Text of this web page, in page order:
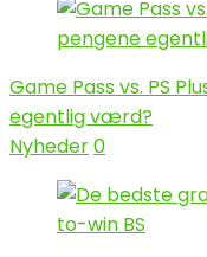
Game Pass vs. PS
egentlig værd?
Nyheder0